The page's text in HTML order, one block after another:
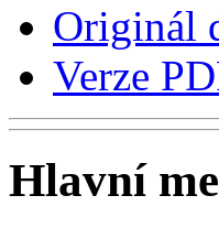
Originál
Verze
Hlavní